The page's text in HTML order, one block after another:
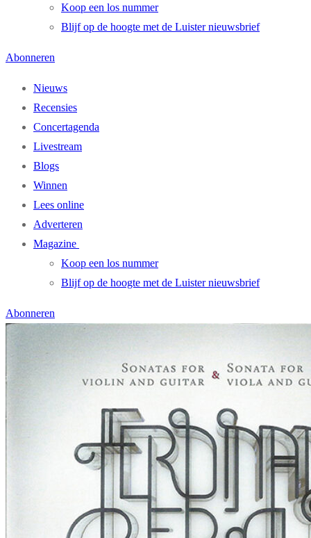
Koop een los nummer
Blijf op de hoogte met de Luister nieuwsbrief
Abonneren
Nieuws
Recensies
Concertagenda
Livestream
Blogs
Winnen
Lees online
Adverteren
Magazine
Koop een los nummer
Blijf op de hoogte met de Luister nieuwsbrief
Abonneren